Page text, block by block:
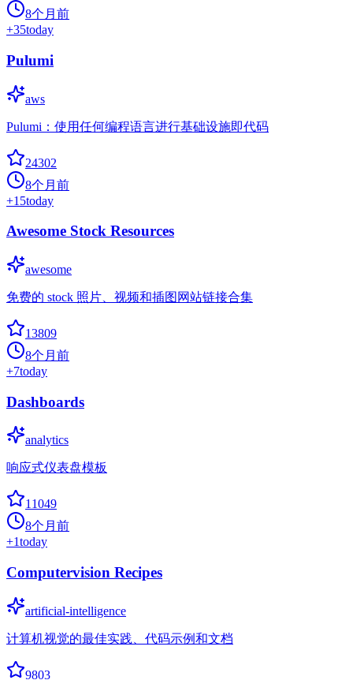
8个月前
+35today
Pulumi
aws
Pulumi：使用任何编程语言进行基础设施即代码
24302
8个月前
+15today
Awesome Stock Resources
awesome
免费的 stock 照片、视频和插图网站链接合集
13809
8个月前
+7today
Dashboards
analytics
响应式仪表盘模板
11049
8个月前
+1today
Computervision Recipes
artificial-intelligence
计算机视觉的最佳实践、代码示例和文档
9803